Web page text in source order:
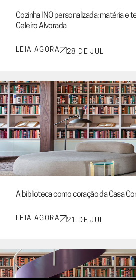
Cozinha INO personalizada: matéria e
Celeiro Alvorada
LEIA AGORA 28 DE JUL
A biblioteca como coração da Casa
LEIA AGORA 21 DE JUL